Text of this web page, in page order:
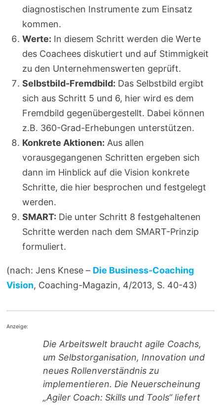
diagnostischen Instrumente zum Einsatz
kommen.
Werte: In diesem Schritt werden die Werte
des Coachees diskutiert und auf Stimmigkeit
zu den Unternehmenswerten geprüft.
Selbstbild-Fremdbild: Das Selbstbild ergibt
sich aus Schritt 5 und 6, hier wird es dem
Fremdbild gegenübergestellt. Dabei können
z.B. 360-Grad-Erhebungen unterstützen.
Konkrete Aktionen: Aus allen
vorausgegangenen Schritten ergeben sich
dann im Hinblick auf die Vision konkrete
Schritte, die hier besprochen und festgelegt
werden.
SMART: Die unter Schritt 8 festgehaltenen
Schritte werden nach dem SMART-Prinzip
formuliert.
(nach: Jens Knese – Die Business-Coaching
Vision, Coaching-Magazin, 4/2013, S. 40-43)
Anzeige:
Die Arbeitswelt braucht agile Coachs,
um Selbstorganisation, Innovation und
neues Rollenverständnis zu
implementieren. Die Neuerscheinung
„Agiler Coach: Skills und Tools“ liefert